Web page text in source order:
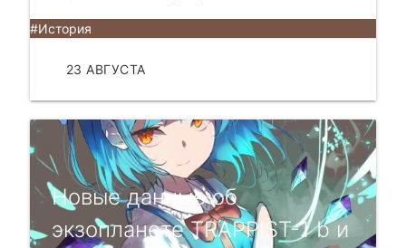
#История
23 АВГУСТА
Новые данные об
экзопланете TRAPPIST-1 b и